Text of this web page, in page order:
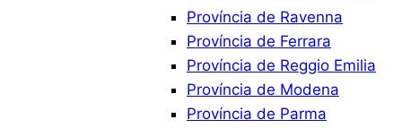
Província de Ravenna
Província de Ferrara
Província de Reggio Emilia
Província de Modena
Província de Parma